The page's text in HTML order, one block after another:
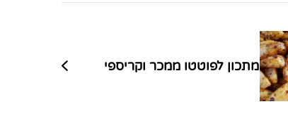
מתכון לפוטטו ממכר וקריספי